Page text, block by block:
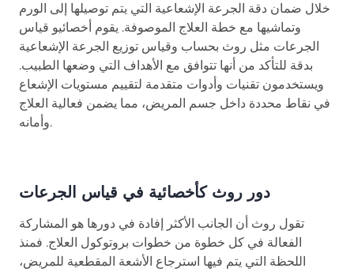
خلال ضمان دقة الجرعة الإشعاعية التي يتم توصيلها إلى الورم
وتماشيها مع خطة العلاج الموصوفة. يقوم أخصائيو قياس
الجرعات مثل روث بحساب وقياس توزيع الجرعة الإشعاعية
بدقة للتأكد من أنها تتوافق مع الأهداف التي وضعها الطبيب.
ويستخدمون تقنيات وأدوات متقدمة لتقييم مستويات الإشعاع
في نقاط محددة داخل جسم المريض، مما يضمن فعالية العلاج
وأمانه.
دور روث كأخصائية في قياس الجرعات
تقول روث أن الجانب الأكثر إفادة في دورها هو المشاركة
الفعالة في كل خطوة من خطوات بروتوكول العلاج. فمنذ
اللحظة التي يتم فيها استرجاع الأشعة المقطعية للمريض،